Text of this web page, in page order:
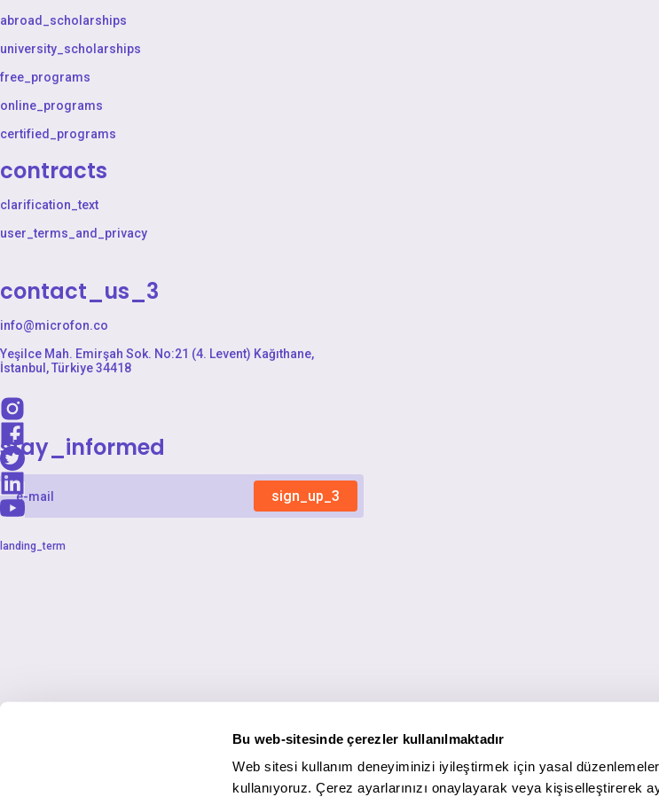
Bu web-sitesinde çerezler kullanılmaktadır
Web sitesi kullanım deneyiminizi iyileştirmek için yasal
kullanıyoruz. Çerez ayarlarınızı onaylayarak veya kişiselleştirerek
abroad_scholarships
university_scholarships
free_programs
online_programs
certified_programs
contracts
clarification_text
user_terms_and_privacy
contact_us_3
info@microfon.co
Yeşilce Mah. Emirşah Sok. No:21 (4. Levent) Kağıthane,
İstanbul, Türkiye 34418
stay_informed
sign_up_3
landing_term